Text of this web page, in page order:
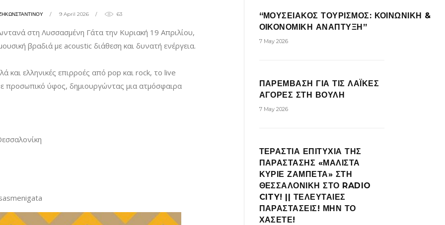
9 April 2026 63
στη Λυσσασμένη Γάτα την Κυριακή 19 Απριλίου,
βραδιά με acoustic διάθεση και δυνατή ενέργεια.
και ελληνικές επιρροές από pop και rock, το live
προσωπικό ύφος, δημιουργώντας μια ατμόσφαιρα
“ΜΟΥΣΕΙΑΚΟΣ ΤΟΥΡΙΣΜΟΣ: ΚΟΙΝΩΝΙΚΗ &
ΟΙΚΟΝΟΜΙΚΗ ΑΝΑΠΤΥΞΗ”
7 May 2026
ΠΑΡΕΜΒΑΣΗ ΓΙΑ ΤΙΣ ΛΑΪΚΕΣ
ΑΓΟΡΕΣ ΣΤΗ ΒΟΥΛΗ
7 May 2026
ΤΕΡΑΣΤΙΑ ΕΠΙΤΥΧΙΑ ΤΗΣ
ΠΑΡΑΣΤΑΣΗΣ «ΜΑΛΙΣΤΑ
ΚΥΡΙΕ ΖΑΜΠΕΤΑ» ΣΤΗ
ΘΕΣΣΑΛΟΝΙΚΗ ΣΤΟ RADIO
CITY! || ΤΕΛΕΥΤΑΙΕΣ
ΠΑΡΑΣΤΑΣΕΙΣ! ΜΗΝ ΤΟ
ΧΑΣΕΤΕ!